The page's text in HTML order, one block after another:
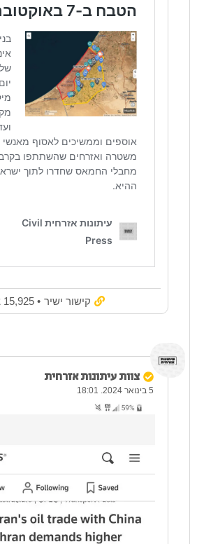
קישור ישיר • 15,925 צפיות
צוות עיתונות אזרחית
5 בינואר 2024. 18:01